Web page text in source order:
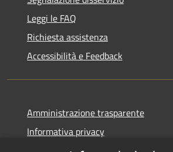
Leggi le FAQ
Richiesta assistenza
Accessibilità e Feedback
Amministrazione trasparente
Informativa privacy